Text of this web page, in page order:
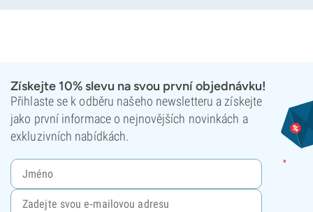
Získejte 10% slevu na svou první objednávku!
Přihlaste se k odběru našeho newsletteru a získejte
jako první informace o nejnovějších novinkách a
exkluzivních nabídkách.